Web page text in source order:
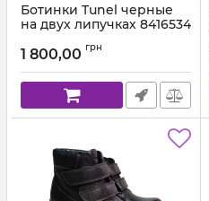
Ботинки Tunel черные
на двух липучках 8416534
1 800,00 грн